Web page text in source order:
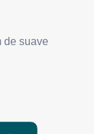
de suave